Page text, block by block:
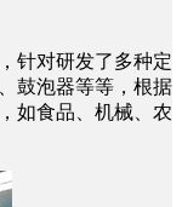
针对研发了多种定
鼓泡器等等，根据
如食品、机械、农